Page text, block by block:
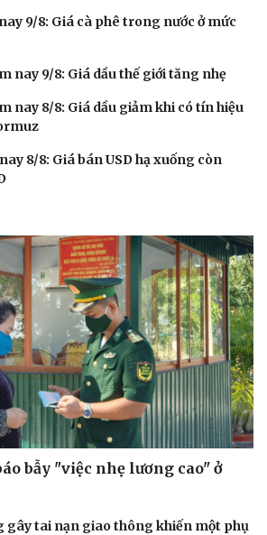
Giải trí
Thời trang
9/8: Giá cà phê trong nước ở mức
nay 9/8: Giá dầu thế giới tăng nhẹ
nay 8/8: Giá dầu giảm khi có tín hiệu
8/8: Giá bán USD hạ xuống còn
bẫy "việc nhẹ lương cao" ở
gây tai nạn giao thông khiến một phụ